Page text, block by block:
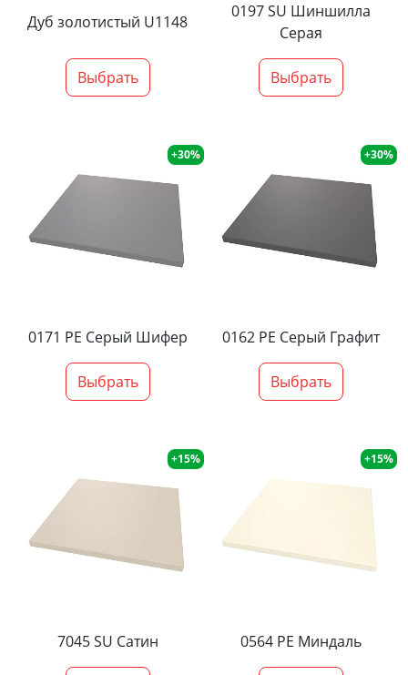
Дуб золотистый U1148
Выбрать
0197 SU Шиншилла
Серая
Выбрать
+30%
0171 PE Серый Шифер
Выбрать
+30%
0162 PE Серый Графит
Выбрать
+15%
7045 SU Сатин
+15%
0564 PE Миндаль